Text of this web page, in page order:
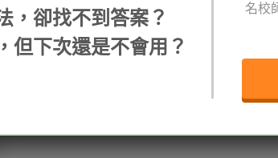
攻其不背
精選影片
，卻找不到答案？
但下次還是不會用？
名校